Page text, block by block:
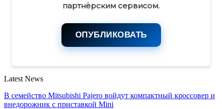
партнёрским сервисом.
ОПУБЛИКОВАТЬ
Latest News
В семейство Mitsubishi Pajero войдут компактный кроссовер и
внедорожник с приставкой Mini